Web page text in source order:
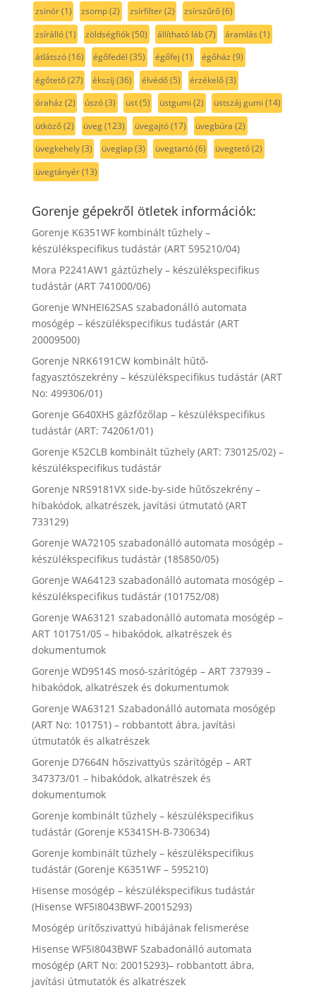
zsinór(1) zsomp(2) zsírfilter(2) zsírszűrő(6)
zsírálló(1) zöldségfiók(50) állítható láb(7) áramlás (1)
átlátszó(16) égőfedél (35) égőfej (1) égőház (9)
égőtető(27) ékszíj (36) élvédő(5) érzékelő(3)
óraház (2) úszó(3) üst(5) üstgumi (2) üstszáj gumi (14)
ütköző(2) üveg(123) üvegajtó(17) üvegbúra (2)
üvegkehely(3) üveglap(3) üvegtartó(6) üvegtető(2)
üvegtányér(13)
Gorenje gépekről ötletek információk:
Gorenje K6351WF kombinált tűzhely –
készülékspecifikus tudástár (ART 595210/04)
Mora P2241AW1 gáztűzhely – készülékspecifikus
tudástár (ART 741000/06)
Gorenje WNHEI62SAS szabadonálló automata
mosógép – készülékspecifikus tudástár (ART
20009500)
Gorenje NRK6191CW kombinált hűtő-
fagyasztószekrény – készülékspecifikus tudástár (ART
No: 499306/01)
Gorenje G640XHS gázfőzőlap – készülékspecifikus
tudástár (ART: 742061/01)
Gorenje K52CLB kombinált tűzhely (ART: 730125/02) –
készülékspecifikus tudástár
Gorenje NRS9181VX side-by-side hűtőszekrény –
hibakódok, alkatrészek, javítási útmutató (ART
733129)
Gorenje WA72105 szabadonálló automata mosógép –
készülékspecifikus tudástár (185850/05)
Gorenje WA64123 szabadonálló automata mosógép –
készülékspecifikus tudástár (101752/08)
Gorenje WA63121 szabadonálló automata mosógép –
ART 101751/05 – hibakódok, alkatrészek és
dokumentumok
Gorenje WD9514S mosó-szárítógép – ART 737939 –
hibakódok, alkatrészek és dokumentumok
Gorenje WA63121 Szabadonálló automata mosógép
(ART No: 101751) – robbantott ábra, javítási
útmutatók és alkatrészek
Gorenje D7664N hőszivattyús szárítógép – ART
347373/01 – hibakódok, alkatrészek és
dokumentumok
Gorenje kombinált tűzhely – készülékspecifikus
tudástár (Gorenje K5341SH-B-730634)
Gorenje kombinált tűzhely – készülékspecifikus
tudástár (Gorenje K6351WF – 595210)
Hisense mosógép – készülékspecifikus tudástár
(Hisense WF5I8043BWF-20015293)
Mosógép ürítőszivattyú hibájának felismerése
Hisense WF5I8043BWF Szabadonálló automata
mosógép (ART No: 20015293)– robbantott ábra,
javítási útmutatók és alkatrészek